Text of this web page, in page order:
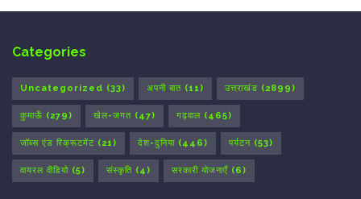
Categories
Uncategorized (33) अपनी बात (11) उत्तराखंड (2899)
कुमाऊँ (279) खेल-जगत (47) गढ़वाल (465)
जॉब्स एंड रिक्रूटमेंट (21) देश-दुनिया (446) पर्यटन (53)
वायरल वीडियो (5) संस्कृति (4) सरकारी योजनाएँ (6)